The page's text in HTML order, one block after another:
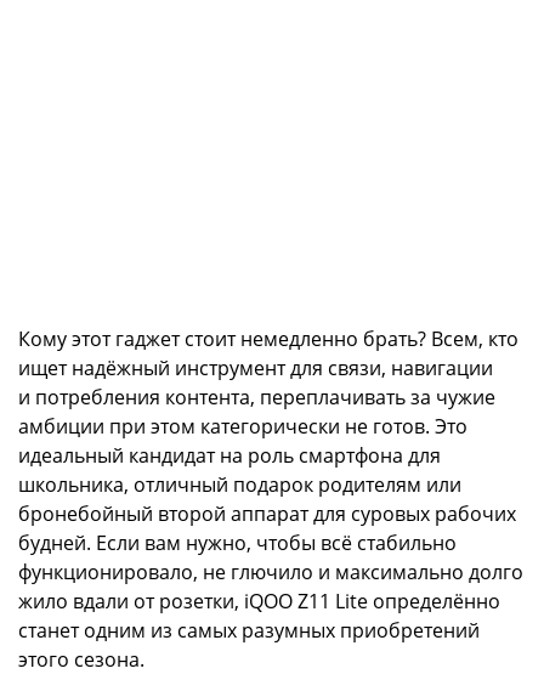
Кому этот гаджет стоит немедленно брать? Всем, кто
ищет надёжный инструмент для связи, навигации
и потребления контента, переплачивать за чужие
амбиции при этом категорически не готов. Это
идеальный кандидат на роль смартфона для
школьника, отличный подарок родителям или
бронебойный второй аппарат для суровых рабочих
будней. Если вам нужно, чтобы всё стабильно
функционировало, не глючило и максимально долго
жило вдали от розетки, iQOO Z11 Lite определённо
станет одним из самых разумных приобретений
этого сезона.